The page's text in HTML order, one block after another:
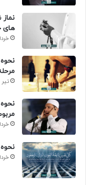
های
خرداد 1,
تیر 16, 1401
خرداد 17,
خرداد 9,